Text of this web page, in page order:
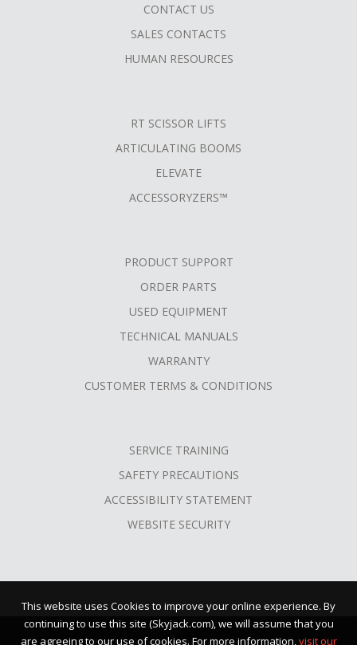
CONTACT US
SALES CONTACTS
HUMAN RESOURCES
RT SCISSOR LIFTS
ARTICULATING BOOMS
ELEVATE
ACCESSORYZERS™
PRODUCT SUPPORT
ORDER PARTS
USED EQUIPMENT
TECHNICAL MANUALS
WARRANTY
CUSTOMER TERMS & CONDITIONS
SERVICE TRAINING
SAFETY PRECAUTIONS
ACCESSIBILITY STATEMENT
WEBSITE SECURITY
This website uses Cookies to improve your online experience. By
continuing to use this site (Skyjack.com), we will assume that you
are agreeing to our use of cookies. For more information,visit our